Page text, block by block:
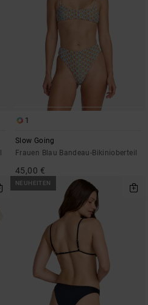
1
Slow Going
Frauen Blau Bandeau-Bikinioberteil
45,00 €
NEUHEITEN